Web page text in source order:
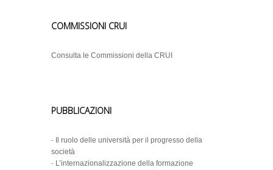
COMMISSIONI CRUI
Consulta le Commissioni della CRUI
PUBBLICAZIONI
-
Il ruolo delle università per il progresso della
società
- L’internazionalizzazione della formazione